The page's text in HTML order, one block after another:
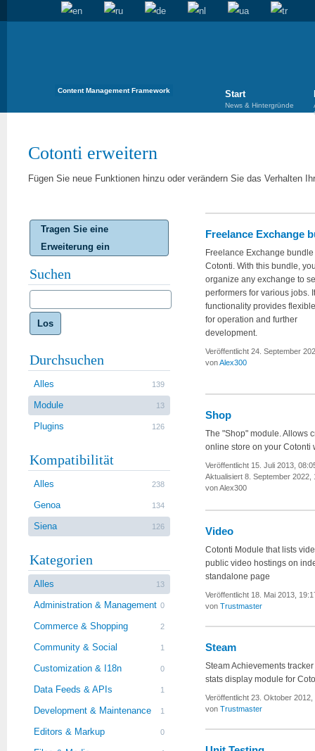
Content Management Framework Start
News & Hintergründe
Cotonti erweitern
Fügen Sie neue Funktionen hinzu oder verändern Sie das Verhalten
Tragen Sie eine
Erweiterung ein
Suchen
Los
Durchsuchen
Alles 139
Module 13
Plugins 126
Kompatibilität
Alles 238
Genoa 134
Siena 126
Kategorien
Alles 13
Administration & Management 0
Commerce & Shopping 2
Community & Social 1
Customization & I18n 0
Data Feeds & APIs 1
Development & Maintenance 1
Editors & Markup 0
Freelance Exchange
Freelance Exchange bundle
Cotonti. With this bundle,
organize any exchange to
performers for various jobs.
functionality provides
for operation and further
development.
Veröffentlicht 24. September
vonAlex300
Shop
The "Shop" module. Allows
online store on your Cotonti
Veröffentlicht 15. Juli 2013,
Aktualisiert 8. September 2022,
von Alex300
Video
Cotonti Module that lists
public video hostings on
standalone page
Veröffentlicht 18. Mai 2013,
von Trustmaster
Steam
Steam Achievements
stats display module for
Veröffentlicht 23. Oktober 2012,
von Trustmaster